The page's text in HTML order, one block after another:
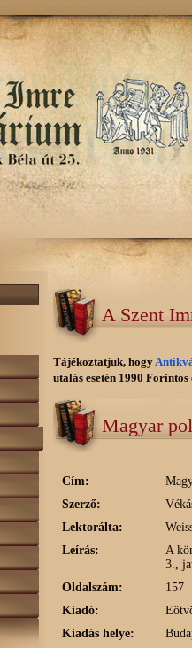
A Szent
Tájékoztatjuk, hogy
utalás esetén 1990
Magyar
Cím:
Szerző:
Lektorálta:
Leírás:
A
3.,
Oldalszám:
157
Kiadó:
Kiadás helye: